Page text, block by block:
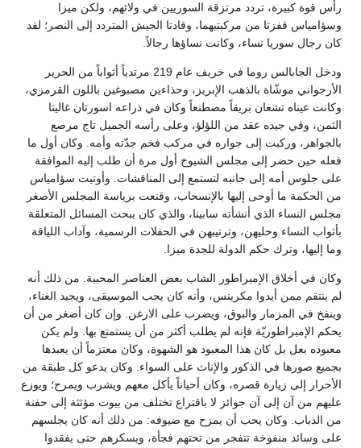
رأس قوة كبيرة، تردد مرتزقة السوريين في ولائهم، ولكن ميزا
وسؤامياس قفزتا من مركبتيهما، وقادتا الجيش المتردد إلى النصر؛ لقد
كان رجال سوريا نساء، وكانت نساؤها رجالاً.
ودخل الجابالس روما في خريف عام 219 مرتدياً أثواباً من الحرير
الأرجواني موشّاة بالذهب الإبريز، وحذاءين مصبوغين باللون القرمزي،
وكانت عيناه تشعان بريقاً مصطنعاً وكان في ذراعه اسورتان غاليتا
الثمن، وفي جيده عقد من اللؤلؤ، وعلى رأسه الجميل تاج مرصع
بالجواهر، وركبت إلى جواره في مركب فخم جدّته وأمه. وكان أول ما
فعله حين حضر إلى مجلس الشيوخ أول مرة أن طلب إليه الموافقة
على جلوس أمه إلى جانبه لتستمع إلى المناقشات. وأوتيت سؤامياس
من الحكمة ما أوحى إليها بالإنسحاب، وقنعت برياسة المجلس الأصغر
مجلس النساء الذي أنشأته سابينا، والذي كان يبحث المسائل المتعلقة
بأثواب النساء وحليهن، وترتيبهن في الحفلات الرسمية، وآداب اللياقة
وما إليها، وترك حكم الدولة للجدة ميزا.
وكان في أخلاق الإمبراطور الشاب بعض العناصر المحببة. من ذلك أنه
لم ينتقم ممن أيدوا مكرينس، وأنه كان يحب الموسيقى، ويجيد الغناء،
وينفخ في المزمار والبوق، ويضرب على الارغن. وإن كان أصغر من أن
يحكم الإمبراطوريّة فإنه لم يطلب أكثر من أن يستمتع بها. ولم يكن
معبوده بعل بل كان هذا المعبود هو الشهوة، وكان معتزماً أن يعبدها
بجميع صورها في الذكور والإناث على السواء. وكان يدعو كل طبقة من
الأحرار إلى زيارة قصره، وكان أحياناً يأكل معهم ويشرب ويمرح؛ ويوزع
عليهم من آن إلى آن جوائز لا باقتراع تختلف من بيوت مؤثثة إلى حفنة
من الذباب. وكان يحب أن يمزح مع ضيوفه: من ذلك أنه كان يجلسهم
على وسائد منفوخة تتفجر من تحتهم فجأة، ويسكرهم حتى يفقدوا